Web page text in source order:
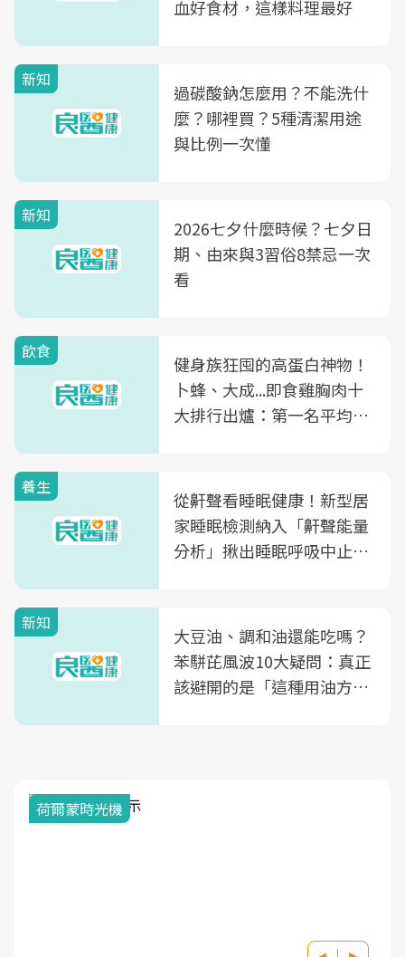
血好食材，這樣料理最好
新知
過碳酸鈉怎麼用？不能洗什
麼？哪裡買？5種清潔用途
與比例一次懂
新知
2026七夕什麼時候？七夕日
期、由來與3習俗8禁忌一次
看
飲食
健身族狂囤的高蛋白神物！
卜蜂、大成...即食雞胸肉十
大排行出爐：第一名平均一
養生
從鼾聲看睡眠健康！新型居
家睡眠檢測納入「鼾聲能量
分析」揪出睡眠呼吸中止症
新知
大豆油、調和油還能吃嗎？
苯駢芘風波10大疑問：真正
該避開的是「這種用油方
荷爾蒙時光機